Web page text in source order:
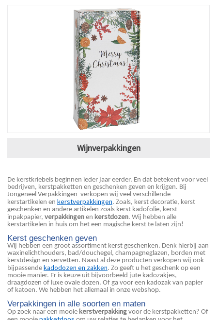
Wijnverpakkingen
De kerstkriebels beginnen ieder jaar eerder. En dat betekent voor veel
bedrijven, kerstpakketten en geschenken geven en krijgen. Bij
Jongeneel Verpakkingen verkopen wij veel verschillende
kerstartikelen en kerstverpakkingen. Zoals, kerst decoratie, kerst
geschenken en andere artikelen zoals kerst kadofolie, kerst
inpakpapier, verpakkingen en kerstdozen. Wij hebben alle
kerstartikelen in huis om het een magische kerst te laten zijn!
Kerst geschenken geven
Wij hebben een groot assortiment kerst geschenken. Denk hierbij aan
waxinelichthouders, bad/douchegel, champagneglazen, borden met
kerstdesign en servetten. Naast al deze producten verkopen wij ook
bijpassende kadodozen en zakken. Zo geeft u het geschenk op een
mooie manier. Er is keuze uit bijvoorbeeld jute kadozakjes,
draagdozen of luxe ovale dozen. Of ga voor een kadozak van papier
of katoen. We hebben het allemaal in onze webshop.
Verpakkingen in alle soorten en maten
Op zoek naar een mooie kerstverpakking voor de kerstpakketten? Of